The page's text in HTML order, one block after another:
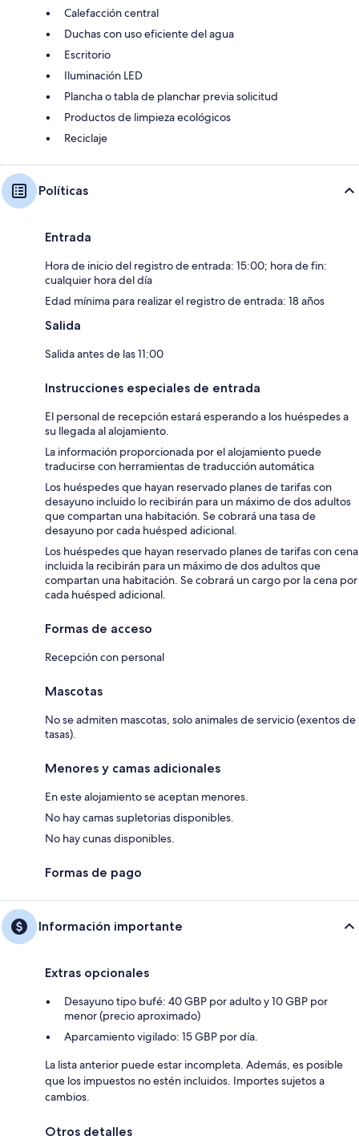
Calefacción central
Duchas con uso eficiente del agua
Escritorio
Iluminación LED
Plancha o tabla de planchar previa solicitud
Productos de limpieza ecológicos
Reciclaje
Políticas
Entrada
Hora de inicio del registro de entrada: 15:00; hora de fin:
cualquier hora del día
Edad mínima para realizar el registro de entrada: 18 años
Salida
Salida antes de las 11:00
Instrucciones especiales de entrada
El personal de recepción estará esperando a los huéspedes a
su llegada al alojamiento.
La información proporcionada por el alojamiento puede
traducirse con herramientas de traducción automática
Los huéspedes que hayan reservado planes de tarifas con
desayuno incluido lo recibirán para un máximo de dos adultos
que compartan una habitación. Se cobrará una tasa de
desayuno por cada huésped adicional.
Los huéspedes que hayan reservado planes de tarifas con cena
incluida la recibirán para un máximo de dos adultos que
compartan una habitación. Se cobrará un cargo por la cena por
cada huésped adicional.
Formas de acceso
Recepción con personal
Mascotas
No se admiten mascotas, solo animales de servicio (exentos de
tasas).
Menores y camas adicionales
En este alojamiento se aceptan menores.
No hay camas supletorias disponibles.
No hay cunas disponibles.
Formas de pago
Información importante
Extras opcionales
Desayuno tipo bufé: 40 GBP por adulto y 10 GBP por
menor (precio aproximado)
Aparcamiento vigilado: 15 GBP por día.
La lista anterior puede estar incompleta. Además, es posible
que los impuestos no estén incluidos. Importes sujetos a
cambios.
Otros detalles